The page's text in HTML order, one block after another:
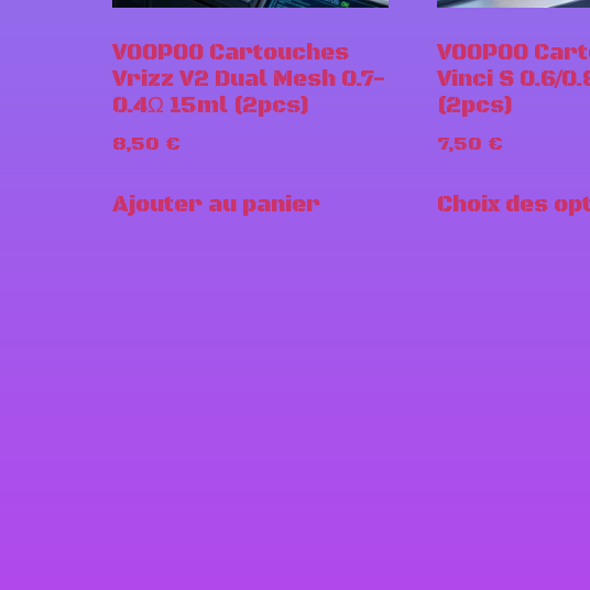
VOOPOO Cartouches
Vrizz V2 Dual Mesh 0.7-
0.4Ω 15ml (2pcs)
8,50 €
Ajouter au panier
VOOPOO
Vinci S 0.6/
(2pcs)
7,50 €
Choix des